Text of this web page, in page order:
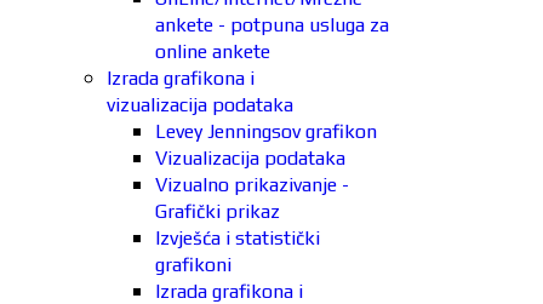
ankete - potpuna usluga za
online ankete
Izrada grafikona i
vizualizacija podataka
Levey Jenningsov grafikon
Vizualizacija podataka
Vizualno prikazivanje -
Grafički prikaz
Izvješća i statistički
grafikoni
Izrada grafikona i